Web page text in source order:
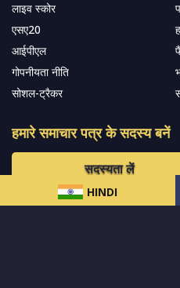
HINDI
लाइव स्कोर
एसए20
आईपीएल
गोपनीयता नीति
सोशल-ट्रैकर
हमारे समाचार पत्र के सदस्य बनें
सदस्यता लें